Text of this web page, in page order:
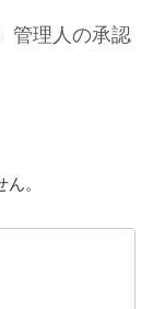
管理人の承認
。